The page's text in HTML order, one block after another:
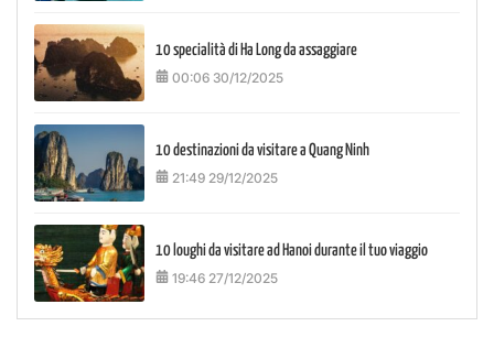
10 specialità di Ha Long da assaggiare
00:06 30/12/2025
10 destinazioni da visitare a Quang Ninh
21:49 29/12/2025
10 loughi da visitare ad Hanoi durante il tuo viaggio
19:46 27/12/2025